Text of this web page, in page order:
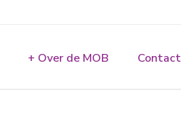
+ Over de MOB Contact